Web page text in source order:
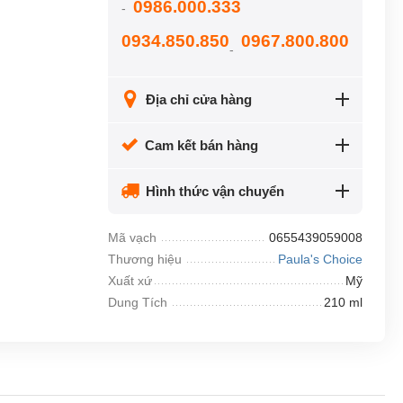
- 0986.000.333
0934.850.850- 0967.800.800
Địa chỉ cửa hàng
Cam kết bán hàng
Hình thức vận chuyển
Mã vạch
0655439059008
Thương hiệu
Paula's Choice
Xuất xứ
Mỹ
Dung Tích
210 ml